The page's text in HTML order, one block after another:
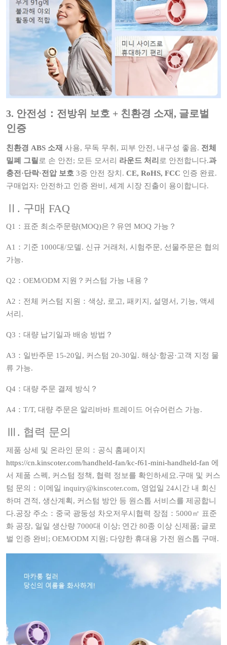
3. 안전성：전방위 보호 + 친환경 소재, 글로벌
인증
친환경 ABS 소재 사용, 무독 무취, 피부 안전, 내구성 좋음. 전체
밀폐 그릴 로 손 안전; 모든 모서리 라운드 처리 로 안전합니다.과
충전·단락·전압 보호 3중 안전 장치. CE, RoHS, FCC 인증 완료.
구매업자: 안전하고 인증 완비, 세계 시장 진출이 용이합니다.
Ⅱ. 구매 FAQ
Q1：표준 최소주문량(MOQ)은？유연 MOQ 가능？
A1：기준 1000대/모델. 신규 거래처, 시험주문, 선물주문은 협의
가능.
Q2：OEM/ODM 지원？커스텀 가능 내용？
A2：전체 커스텀 지원：색상, 로고, 패키지, 설명서, 기능, 액세
서리.
Q3：대량 납기일과 배송 방법？
A3：일반주문 15-20일, 커스텀 20-30일. 해상·항공·고객 지정 물
류 가능.
Q4：대량 주문 결제 방식？
A4：T/T, 대량 주문은 알리바바 트레이드 어슈어런스 가능.
Ⅲ. 협력 문의
제품 상세 및 온라인 문의：공식 홈페이지
https://cn.kinscoter.com/handheld-fan/kc-f61-mini-handheld-fan 에
서 제품 스펙, 커스텀 정책, 협력 정보를 확인하세요.구매 및 커스
텀 문의：이메일 inquiry@kinscoter.com, 영업일 24시간 내 회신
하며 견적, 생산계획, 커스텀 방안 등 원스톱 서비스를 제공합니
다.공장 주소：중국 광둥성 차오저우시협력 장점：5000㎡ 표준
화 공장, 일일 생산량 7000대 이상; 연간 80종 이상 신제품; 글로
벌 인증 완비; OEM/ODM 지원; 다양한 휴대용 가전 원스톱 구매.